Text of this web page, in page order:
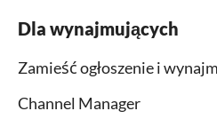
Dla wynajmujących
Zamieść ogłoszenie i
Channel Manager